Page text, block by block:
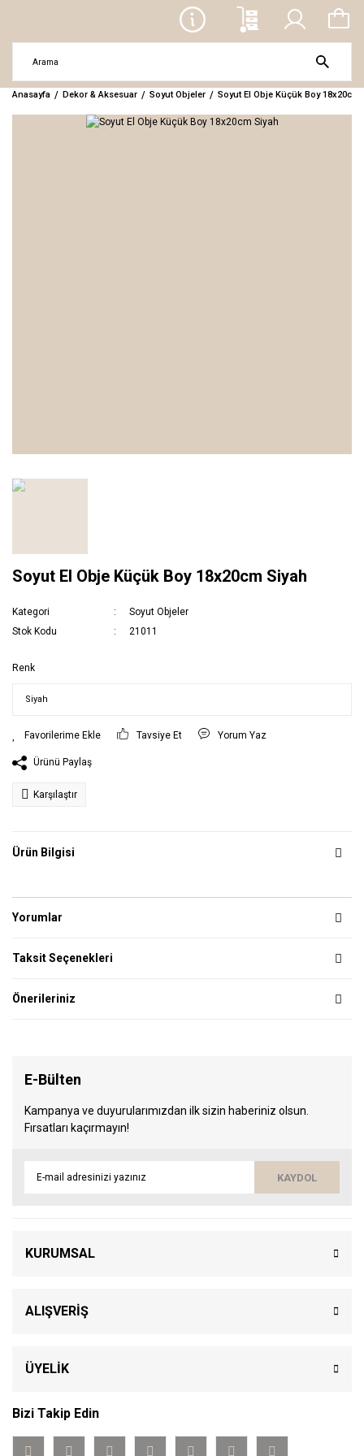
Anasayfa Dekor & Aksesuar Soyut Objeler Soyut El Obje Küçük Boy 18x20cm
Soyut El Obje Küçük Boy 18x20cm Siyah
Kategori
Soyut Objeler
Stok Kodu
21011
Renk
Tavsiye Et Yorum Yaz
Ürünü Paylaş
Karşılaştır
Ürün Bilgisi
Yorumlar
Taksit Seçenekleri
Önerileriniz
E-Bülten
Kampanya ve duyurularımızdan ilk sizin haberiniz olsun.
Fırsatları kaçırmayın!
KAYDOL
KURUMSAL
ALIŞVERİŞ
ÜYELİK
Bizi Takip Edin